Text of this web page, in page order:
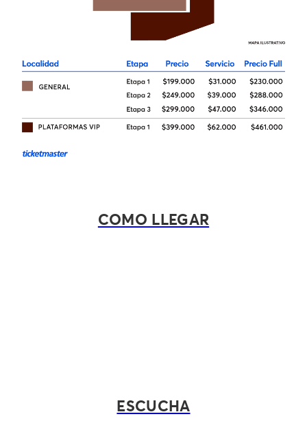
COMO LLEGAR | ESCUCHA
COMO LLEGAR
ESCUCHA